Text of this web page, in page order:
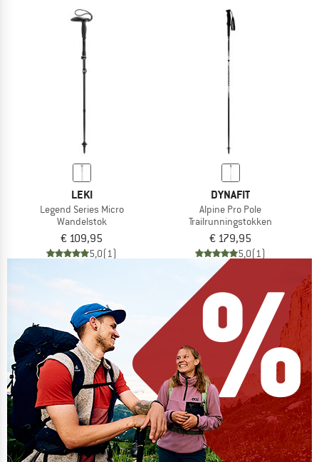
LEKI
Legend Series Micro
Wandelstok
€ 109,95
5,0(1)
DYNAFIT
Alpine Pro Pole
Trailrunningstokken
€ 179,95
5,0(1)